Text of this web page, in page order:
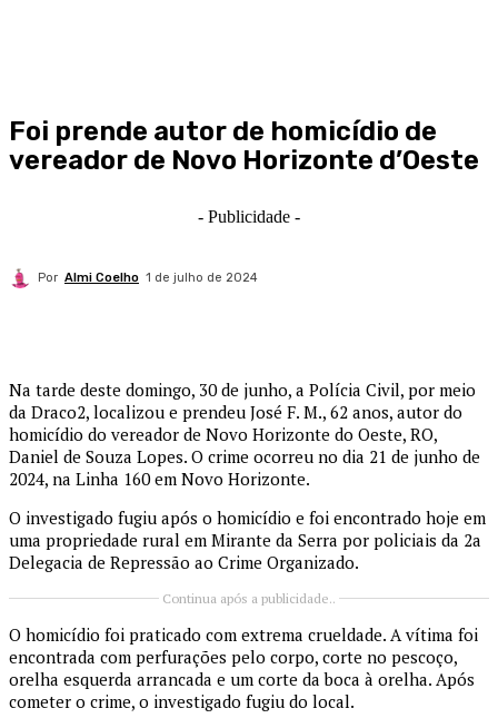
Foi prende autor de homicídio de
vereador de Novo Horizonte d’Oeste
- Publicidade -
Por Almi Coelho 1 de julho de 2024
Na tarde deste domingo, 30 de junho, a Polícia Civil, por meio
da Draco2, localizou e prendeu José F. M., 62 anos, autor do
homicídio do vereador de Novo Horizonte do Oeste, RO,
Daniel de Souza Lopes. O crime ocorreu no dia 21 de junho de
2024, na Linha 160 em Novo Horizonte.
O investigado fugiu após o homicídio e foi encontrado hoje em
uma propriedade rural em Mirante da Serra por policiais da 2a
Delegacia de Repressão ao Crime Organizado.
Continua após a publicidade..
O homicídio foi praticado com extrema crueldade. A vítima foi
encontrada com perfurações pelo corpo, corte no pescoço,
orelha esquerda arrancada e um corte da boca à orelha. Após
cometer o crime, o investigado fugiu do local.